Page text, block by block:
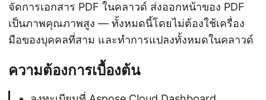
จัดการเอกสาร PDF ในคลาวด์ ส่งออกหน้าของ PDF
เป็นภาพคุณภาพสูง — ทั้งหมดนี้โดยไม่ต้องใช้เครื่อง
มือของบุคคลที่สาม และทำการแปลงทั้งหมดในคลาวด์
ความต้องการเบื้องต้น